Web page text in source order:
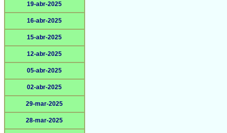
19-abr-2025
16-abr-2025
15-abr-2025
12-abr-2025
05-abr-2025
02-abr-2025
29-mar-2025
28-mar-2025